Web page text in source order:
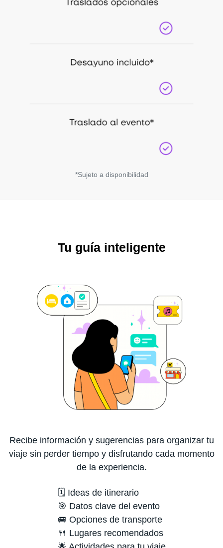
*Sujeto a disponibilidad
Tu guía inteligente
Recibe información y sugerencias para organizar tu
viaje sin perder tiempo y disfrutando cada momento
de la experiencia.
🗓️ Ideas de itinerario
🎯 Datos clave del evento
🚐 Opciones de transporte
🍴 Lugares recomendados